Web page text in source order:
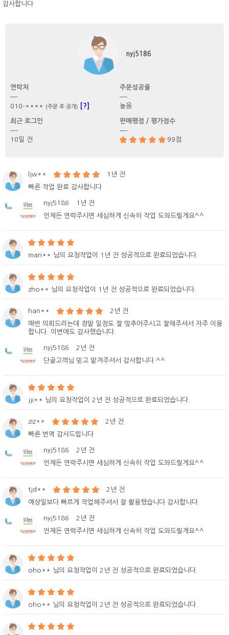
감사합니다
nyj5186
연락처
010-**** (주문 후 공개) [?]
주문성공율
높음
최근 로그인
10일 전
판매평점 / 평가점수
99점
ljw**
1년 전
빠른 작업 완료 감사합니다
nyj5186
1년 전
언제든 연락주시면 세심하게 신속히 작업 도와드릴게요^^
man** 님의 요청작업이 1년 전 성공적으로 완료되었습니다.
zho** 님의 요청작업이 1년 전 성공적으로 완료되었습니다.
han**
2년 전
매번 의뢰드리는데 정말 일정도 잘 맞추어주시고 잘해주셔서 자주 이용
합니다. 이번에도 감사했습니다.
nyj5186
2년 전
단골고객님 믿고 맡겨주셔서 감사합니다 ^^
jji** 님의 요청작업이 2년 전 성공적으로 완료되었습니다.
ziz**
2년 전
빠른 번역 감사드립니다
nyj5186
2년 전
언제든 연락주시면 세심하게 신속히 작업 도와드릴게요^^
tjd**
2년 전
예상일보다 빠르게 작업해주셔서 잘 활용했습니다 감사합니다.
nyj5186
2년 전
언제든 연락주시면 세심하게 신속히 작업 도와드릴게요^^
oho** 님의 요청작업이 2년 전 성공적으로 완료되었습니다.
oho** 님의 요청작업이 2년 전 성공적으로 완료되었습니다.